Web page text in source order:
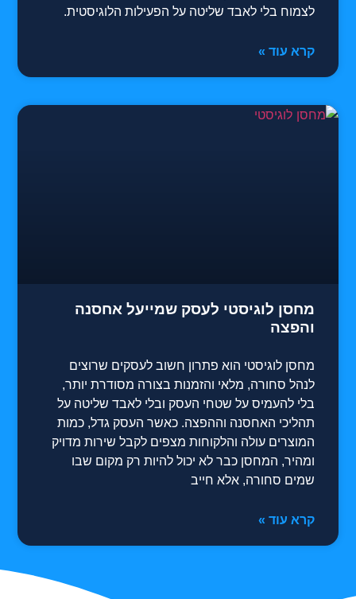
לצמוח בלי לאבד שליטה על הפעילות הלוגיסטית.
קרא עוד »
מחסן לוגיסטי לעסק שמייעל אחסנה
והפצה
מחסן לוגיסטי הוא פתרון חשוב לעסקים שרוצים
לנהל סחורה, מלאי והזמנות בצורה מסודרת יותר,
בלי להעמיס על שטחי העסק ובלי לאבד שליטה על
תהליכי האחסנה וההפצה. כאשר העסק גדל, כמות
המוצרים עולה והלקוחות מצפים לקבל שירות מדויק
ומהיר, המחסן כבר לא יכול להיות רק מקום שבו
שמים סחורה, אלא חייב
קרא עוד »